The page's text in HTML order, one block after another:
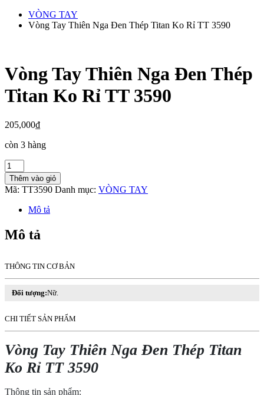
VÒNG TAY
Vòng Tay Thiên Nga Đen Thép Titan Ko Rỉ TT 3590
Vòng Tay Thiên Nga Đen Thép
Titan Ko Rỉ TT 3590
205,000₫
còn 3 hàng
Vòng
Tay
Thiên
Nga
Đen
Titan
Ko
3590
số
lượng
Thêm vào giỏ
Mã: TT3590 Danh mục: VÒNG TAY
Mô tả
Mô tả
THÔNG TIN CƠ BẢN
Đối tượng:Nữ.
CHI TIẾT SẢN PHẨM
Vòng Tay Thiên Nga Đen Thép Titan
Ko Rỉ TT 3590
Thông tin sản phẩm: